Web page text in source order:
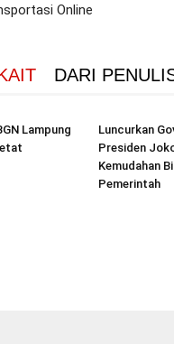
Online
DARI
Lampung
Luncurkan
Presiden
Kemudahan
Pemerintah